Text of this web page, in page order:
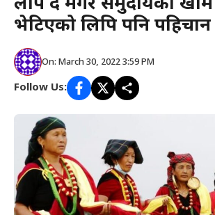
लोप हुँदै मगर समुदायको
भेटिएको लिपि पनि
On: March 30, 2022 3:59 PM
Follow Us: